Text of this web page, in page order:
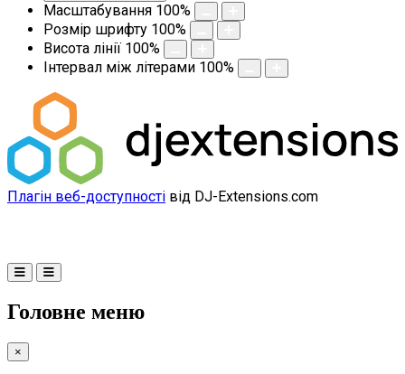
Масштабування 100%
Розмір шрифту 100%
Висота лінії 100%
Інтервал між літерами 100%
Плагін веб-доступності від DJ-Extensions.com
Головне меню
×